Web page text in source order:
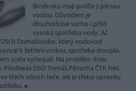
Brněnsku mají potíže s pitnou
vodou. Důvodem je
dlouhodobé sucho i příliš
vysoká spotřeba vody. Ač
Domašovsko, který vodovod
k šetření vodou, spotřeba stoupla,
zcela vyčerpali. Na problém dnes
DSO Tomáš Pitrocha ČTK řekl,
třech obcích teče, ale je třeba opravdu